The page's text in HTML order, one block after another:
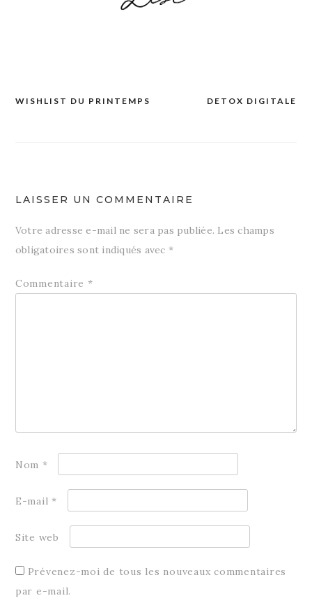
Navigation
DETOX DIGITALE
WISHLIST DU PRINTEMPS
LAISSER UN COMMENTAIRE
Votre adresse e-mail ne sera pas publiée. Les champs
obligatoires sont indiqués avec *
Commentaire *
Nom *
E-mail *
Site web
Prévenez-moi de tous les nouveaux commentaires
par e-mail.